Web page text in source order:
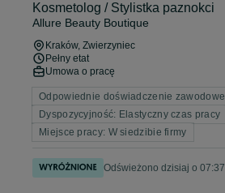
Kosmetolog / Stylistka paznokci
Allure Beauty Boutique
Kraków, Zwierzyniec
Pełny etat
Umowa o pracę
Odpowiednie doświadczenie zawodowe
Dyspozycyjność: Elastyczny czas pracy
Miejsce pracy: W siedzibie firmy
Odświeżono dzisiaj o 07:37